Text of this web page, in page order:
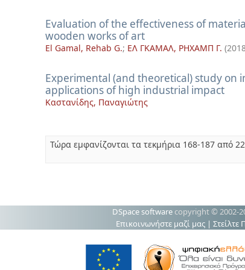
Evaluation of the effectiveness of
wooden works of art
El Gamal, Rehab G.; ΕΛ ΓΚΑΜΑΛ, ΡΗΧΑΜΠ Γ. (
Experimental (and theoretical) study
applications of high industrial impact
Καστανίδης, Παναγιώτης
Τώρα εμφανίζονται τα τεκμήρια 168-187 από
DSpace software copyright © 2002-
Επικοινωνήστε μαζί μας | Στείλτε